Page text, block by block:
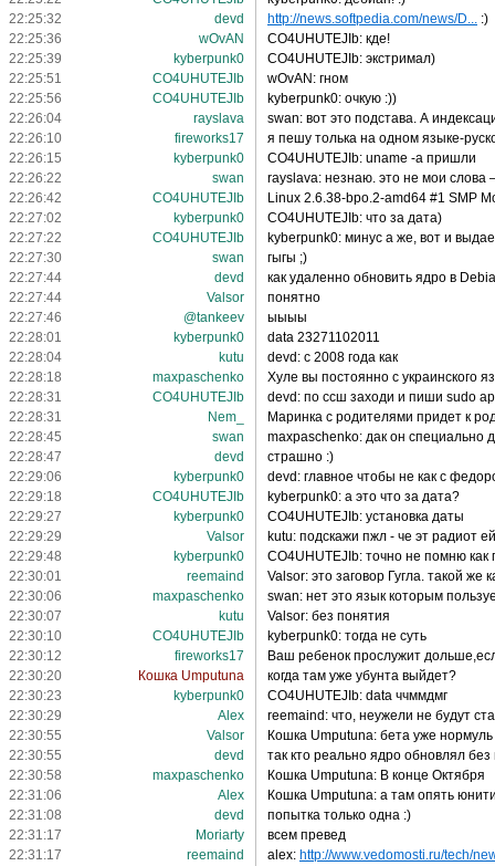
22:25:32
devd http://news.softpedia.com/news/D... :)
22:25:36
wOvAN
CO4UHUTEJIb: кде!
22:25:39
kyberpunk0
CO4UHUTEJIb: экстримал)
22:25:51
CO4UHUTEJIb
wOvAN: гном
22:25:56
CO4UHUTEJIb
kyberpunk0: очкую :))
22:26:04
rayslava
swan: вот это подстава. А
22:26:10
fireworks17
я пешу толька на одном языке-
22:26:15
kyberpunk0
CO4UHUTEJIb: uname -a пришли
22:26:22
swan
rayslava: незнаю. это не мои слова
22:26:42
CO4UHUTEJIb
Linux 2.6.38-bpo.2-amd64 #1 SMP
22:27:02
kyberpunk0
CO4UHUTEJIb: что за дата)
22:27:22
CO4UHUTEJIb
kyberpunk0: минус а же, вот и
22:27:30
swan
гыгы ;)
22:27:44
devd
как удаленно обновить ядро в
22:27:44
Valsor
понятно
22:27:46
@tankeev
ыыыы
22:28:01
kyberpunk0
data 23271102011
22:28:04
kutu
devd: с 2008 года как
22:28:18
maxpaschenko
Хуле вы постоянно с украинского
22:28:31
CO4UHUTEJIb
devd: по ссш заходи и пиши sudo
22:28:31
Nem_
Маринка с родителями придет к
22:28:45
swan
maxpaschenko: дак он специально
22:28:47
devd
страшно :)
22:29:06
kyberpunk0
devd: главное чтобы не как с
22:29:18
CO4UHUTEJIb
kyberpunk0: а это что за дата?
22:29:27
kyberpunk0
CO4UHUTEJIb: установка даты
22:29:29
Valsor
kutu: подскажи пжл - че эт радиот
22:29:48
kyberpunk0
CO4UHUTEJIb: точно не помню
22:30:01
reemaind
Valsor: это заговор Гугла. такой же
22:30:06
maxpaschenko
swan: нет это язык которым
22:30:07
kutu
Valsor: без понятия
22:30:10
CO4UHUTEJIb
kyberpunk0: тогда не суть
22:30:12
fireworks17
Ваш ребенок прослужит
22:30:20
Кошка Umputuna
когда там уже убунта выйдет?
22:30:23
kyberpunk0
CO4UHUTEJIb: data ччммдмг
22:30:29
Alex
reemaind: что, неужели не будут
22:30:55
Valsor
Кошка Umputuna: бета уже
22:30:55
devd
так кто реально ядро обновлял
22:30:58
maxpaschenko
Кошка Umputuna: В конце Октября
22:31:06
Alex
Кошка Umputuna: а там опять
22:31:08
devd
попытка только одна :)
22:31:17
Moriarty
всем превед
22:31:17
reemaind alex: http://www.vedomosti.ru/tech/